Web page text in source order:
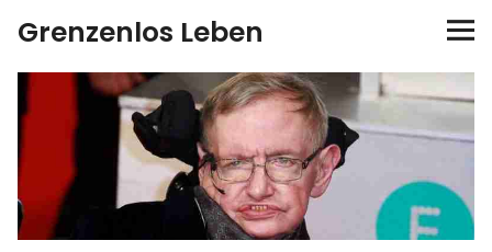
Grenzenlos Leben
Startseite
Autor
FEEL-Konzept